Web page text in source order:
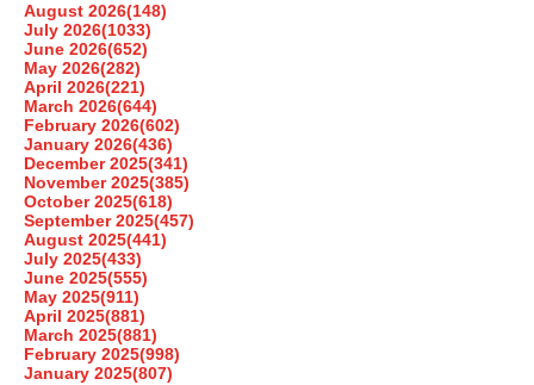
August 2026(148)
July 2026(1033)
June 2026(652)
May 2026(282)
April 2026(221)
March 2026(644)
February 2026(602)
January 2026(436)
December 2025(341)
November 2025(385)
October 2025(618)
September 2025(457)
August 2025(441)
July 2025(433)
June 2025(555)
May 2025(911)
April 2025(881)
March 2025(881)
February 2025(998)
January 2025(807)